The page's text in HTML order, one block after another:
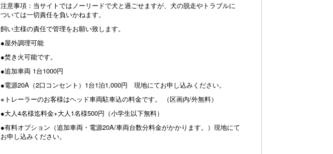
注意事項：当サイトではノーリードで犬と過ごせますが、犬の脱走やトラブルに
ついては一切責任を負いかねます。
飼い主様の責任で管理をお願い致します。
●屋外調理可能
●焚き火可能です。
●追加車両 1台1000円
●電源20A（2口コンセント）1台1泊1,000円 現地にてお申し込みください。
※トレーラーのお客様はヘッド車両駐車込の料金です。 （区画内/外無料）
●大人4名様迄料金+大人1名様500円（小学生以下無料）
●有料オプション（追加車両・電源20A/車両台数分料金がかかります。）現地にて
お申し込みください。